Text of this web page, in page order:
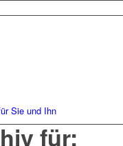
Sie und Ihn
für: